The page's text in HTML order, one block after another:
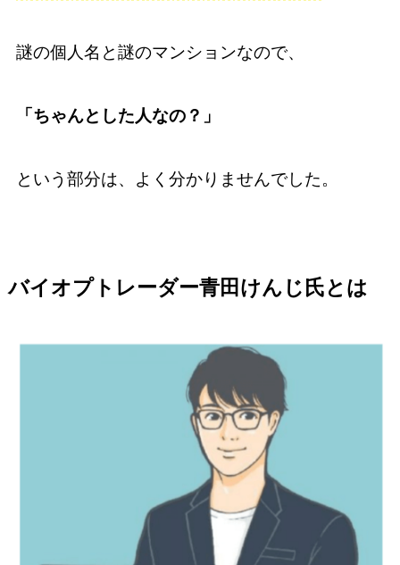
謎の個人名と謎のマンションなので、
「ちゃんとした人なの？」
という部分は、よく分かりませんでした。
バイオプトレーダー青田けんじ氏とは